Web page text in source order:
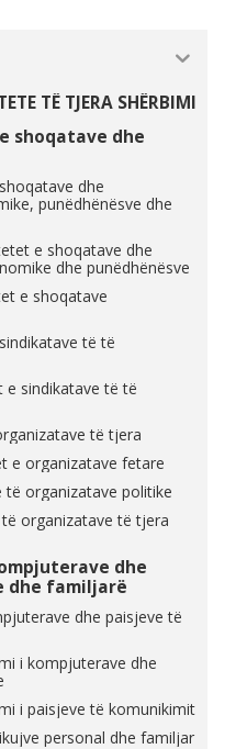
TË TJERA SHËRBIMI
dhe
dhe
punëdhënësve dhe
e shoqatave dhe
dhe punëdhënësve
shoqatave
të të
sindikatave të të
të tjera
organizatave fetare
organizatave politike
organizatave të tjera
dhe
dhe familjarë
dhe paisjeve të
kompjuterave dhe
paisjeve të komunikimit
personal dhe familjar